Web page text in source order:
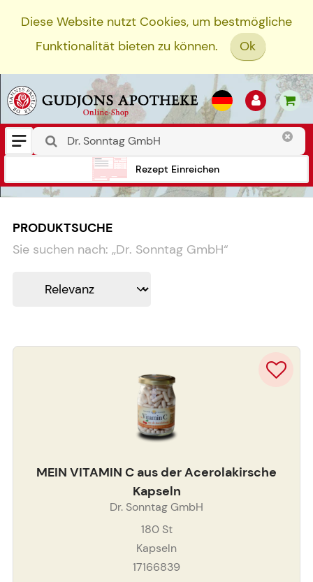
Diese Website nutzt Cookies, um bestmögliche
Funktionalität bieten zu können.
Ok
Rezept Einreichen
PRODUKTSUCHE
Sie suchen nach: „Dr. Sonntag GmbH“
MEIN VITAMIN C aus der Acerolakirsche
Kapseln
Dr. Sonntag GmbH
180St
Kapseln
17166839